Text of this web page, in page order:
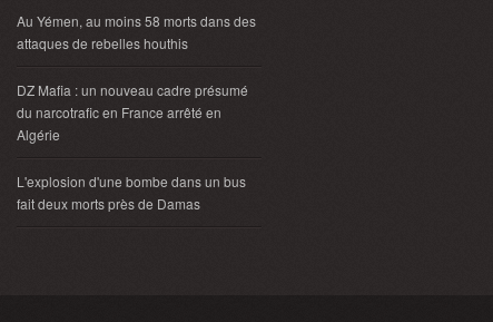
Au Yémen, au moins 58 morts dans des
attaques de rebelles houthis
DZ Mafia : un nouveau cadre présumé
du narcotrafic en France arrêté en
Algérie
L'explosion d'une bombe dans un bus
fait deux morts près de Damas